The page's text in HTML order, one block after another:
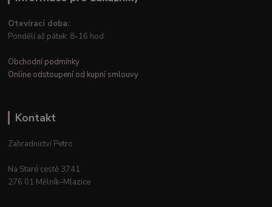
Otevírací doba:
Pondělí až pátek: 8-16 hod.
Obchodní podmínky
Online odstoupení od kupní smlouvy
Kontakt
Zahradnictví Petro
Na Staré cestě 3741
276 01 Mělník–Mlazice